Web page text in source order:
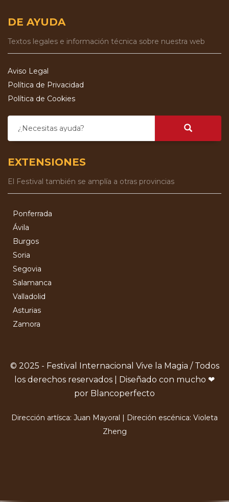
DE AYUDA
Textos legales e información técnica sobre nuestra web
Aviso Legal
Política de Privacidad
Política de Cookies
¿Necesitas ayuda?
EXTENSIONES
El Festival también se amplía a otras provincias
Ponferrada
Ávila
Burgos
Soria
Segovia
Salamanca
Valladolid
Asturias
Zamora
© 2025 - Festival Internacional Vive la Magia / Todos
los derechos reservados | Diseñado con mucho ❤
por Blancoperfecto
Dirección artísca: Juan Mayoral | Direción escénica: Violeta
Zheng